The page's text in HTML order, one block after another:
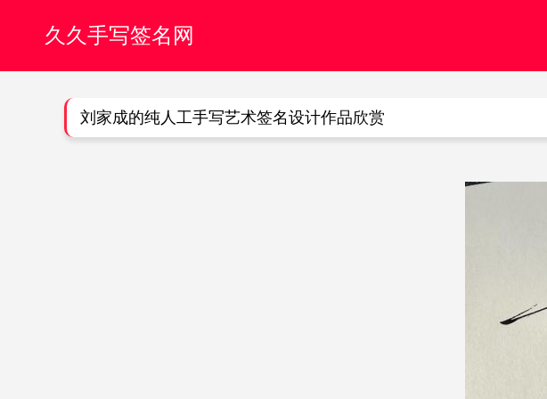
久久手写签名网
刘家成的纯人工手写艺术签名设计作品欣赏